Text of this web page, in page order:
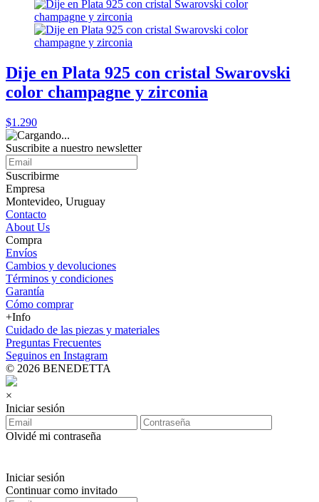
Dije en Plata 925 con cristal Swarovski
color champagne y zirconia
$1.290
Suscribite a nuestro newsletter
Suscribirme
Empresa
Montevideo, Uruguay
Contacto
About Us
Compra
Envíos
Cambios y devoluciones
Términos y condiciones
Garantía
Cómo comprar
+Info
Cuidado de las piezas y materiales
Preguntas Frecuentes
Seguinos en Instagram
© 2026 BENEDETTA
×
Iniciar sesión
Olvidé mi contraseña
Iniciar sesión
Continuar como invitado